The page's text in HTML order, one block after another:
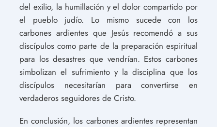
del exilio, la humillación y el dolor compartido por
el pueblo judío. Lo mismo sucede con los
carbones ardientes que Jesús recomendó a sus
discípulos como parte de la preparación espiritual
para los desastres que vendrían. Estos carbones
simbolizan el sufrimiento y la disciplina que los
discípulos necesitarían para convertirse en
verdaderos seguidores de Cristo.
En conclusión, los carbones ardientes representan